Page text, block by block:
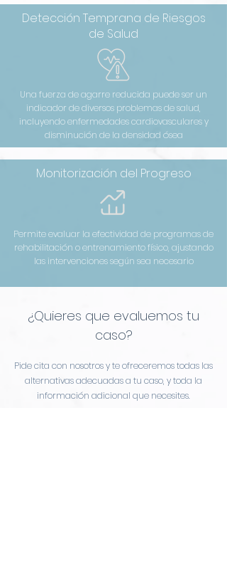
Detección Temprana de Riesgos
de Salud
Una fuerza de agarre reducida puede ser un
indicador de diversos problemas de salud,
incluyendo enfermedades cardiovasculares y
disminución de la densidad ósea
Monitorización del Progreso
Permite evaluar la efectividad de programas de
rehabilitación o entrenamiento físico, ajustando
las intervenciones según sea necesario
¿Quieres que evaluemos tu
caso?
Pide cita con nosotros y te ofreceremos todas las
alternativas adecuadas a tu caso, y toda la
información adicional que necesites.